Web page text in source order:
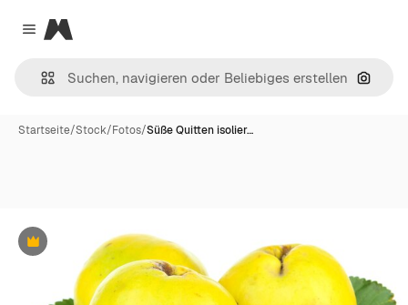
Close menu
Magnific
Nach
Startseite/Stock/Fotos/Süße Quitten isolier…
Premium